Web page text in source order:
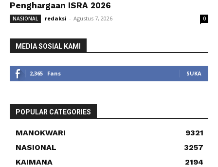
Penghargaan ISRA 2026
NASIONAL redaksi - Agustus 7, 2026 0
MEDIA SOSIAL KAMI
2,365 Fans SUKA
POPULAR CATEGORIES
MANOKWARI
9321
NASIONAL
3257
KAIMANA
2194